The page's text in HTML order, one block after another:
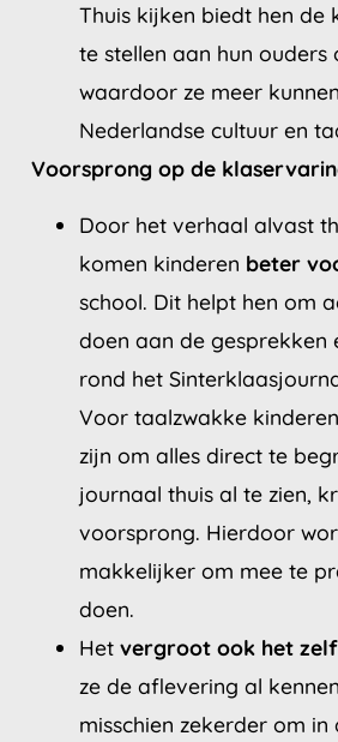
Thuis kijken biedt hen de
te stellen aan hun ouders
waardoor ze meer
Nederlandse cultuur en
Voorsprong op de
Door het verhaal alvast
komen kinderen beter
school. Dit helpt hen om
doen aan de gesprekken
rond het
Voor taalzwakke
zijn om alles direct te
journaal thuis al te zien,
voorsprong. Hierdoor
makkelijker om mee te
doen.
Het vergroot ook het
ze de aflevering al
misschien zekerder om in